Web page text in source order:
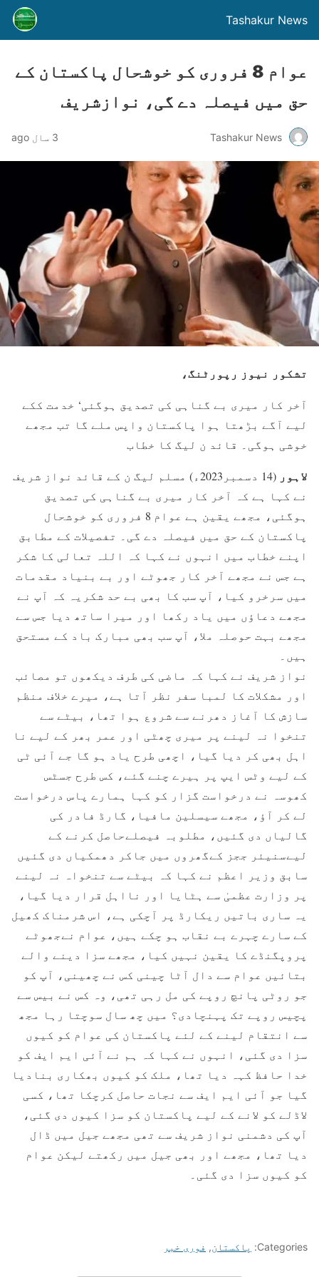
Tashakur News
عوام 8 فروری کو خوشحال پاکستان کے
حق میں فیصلہ دے گی، نوازشریف
Tashakur News 3 سال ago
تشکور نیوز رپورٹنگ،
آخر کار میری بے گناہی کی تصدیق ہوگئی‘ خدمت ککے
لیے آگے بڑھتا ہوا پاکستان واپس ملے گا تب مجھے
خوشی ہوگی۔ قائد ن لیگ کا خطاب
لاہور
(14 دسمبر2023ء) مسلم لیگ ن کے قائد نواز شریف
نے کہا ہے کہ آخر کار میری بے گناہی کی تصدیق
ہوگئی، مجھے یقین ہے عوام 8 فروری کو خوشحال
پاکستان کے حق میں فیصلہ دے گی۔ تفصیلات کے مطابق
اپنے خطاب میں انہوں نے کہا کہ اللہ تعالی کا شکر
ہے جس نے مجھے آخر کار جھوٹے اور بے بنیاد مقدمات
میں سرخرو کیا، آپ سب کا بھی بے حد شکریہ کہ آپ نے
مجھے دعاؤں میں یاد رکھا اور میرا ساتھ دیا جس سے
مجھے بہت حوصلہ ملا، آپ سب بھی مبارک باد کے مستحق
ہیں۔
نواز شریف نے کہا کہ ماضی کی طرف دیکھوں تو مصائب
اور مشکلات کا لمبا سفر نظر آتا ہے، میرے خلاف منظم
سازش کا آغاز دھرنے سے شروع ہوا تھا، بیٹے سے
تنخوا نہ لینے پر میری چھٹی اور عمر بھر کے لیے نا
اہل بھی کر دیا گیا، اچھی طرح یاد ہو گا جے آئی ٹی
کے لیے وٹس ایپ پر ہیرے چنے گئے، کس طرح جسٹس
کھوسہ نے درخواست گزار کو کہا ہمارے پاس درخواست
لے کر آؤ، مجھے سیسلین مافیا، گارڈ فادر کی
گالیاں دی گئیں، مطلوبہ فیصلےحاصل کرنے کے
لیےسنیئر ججز کےگھروں میں جاکر دھمکیاں دی گئیں
سابق وزیر اعظم نے کہا کہ بیٹے سے تنخواہ نہ لینے
پر وزارت عظمیٰ سے ہٹایا اور نااہل قرار دیا گیا،
یہ ساری باتیں ریکارڈ پر آچکی ہے، اس شرمناک کھیل
کے سارے چہرے بے نقاب ہو چکے ہیں، عوام نےجھوٹے
پروپگنڈے کا یقین نہیں کیا، مجھے سزا دینے والے
بتائیں عوام سے دال آٹا چینی کس نے چھینی، آپ کو
جو روٹی پانچ روپے کی مل رہی تھی، وہ کس نے بیس سے
پچیس روپے تک پہنچادی؟ میں چھ سال سوچتا رہا مجھ
سے انتقام لینے کے لئے پاکستان کی عوام کو کیوں
سزا دی گئی، انہوں نے کہا کہ ہم نے آئی ایم ایف کو
خدا حافظ کہہ دیا تھا، ملک کو کیوں بھکاری بنادیا
گیا جو آئی ایم ایف سے نجات حاصل کرچکا تھا، کسی
لاڈلے کو لانے کے لیے پاکستان کو سزا کیوں دی گئی،
آپ کی دشمنی نواز شریف سے تھی مجھے جیل میں ڈال
دیا تھا، مجھے اور بھی جیل میں رکھتے لیکن عوام
کو کیوں سزا دی گئی۔
Categories: پاکستان, فوری خبر